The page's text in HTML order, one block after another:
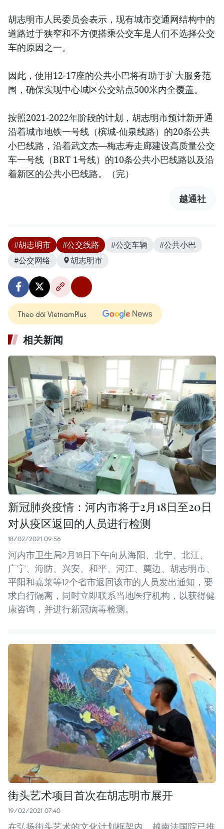
胡志明市人民委员会表示，现有城市交通网结构中的
道路过于狭窄和不方便搭乘公交车是人们不选择公交
车的原因之一。
因此，使用12-17座的公共小巴将有助于扩大服务范
围，确保实现中心城区公交站点500米内全覆盖。
按照2021-2022年阶段的计划，胡志明市预计新开通
沿着城市地铁一号线（槟城-仙泉线路）的20条公共
小巴线路，沿着武文杰—梅志寿走廊建设高质量公交
车一号线（BRT 1号线）的10条公共小巴线路以及沿
着新区的公共小巴线路。（完）
越通社
#胡志明市 #公交线路 #公交车辆
#公共小巴
#公交网络
胡志明市
Theo dõi VietnamPlus
相关新闻
新冠肺炎疫情：河内市将于2月18日至20日
对从疫区返回的人员进行检测
18/02/2021 09:56
河内市卫生局2月18日下午向从海阳、北宁、北江、
广宁、海防、兴安、和平、河江、奠边、胡志明市、
平阳和嘉莱等12个省市返回该市的人员发出通知，要
求自行隔离，同时立即联系当地医疗机构，以获得健
康咨询，并进行新冠病毒检测。
街头艺术项目首次在胡志明市展开
19/02/2021 07:40